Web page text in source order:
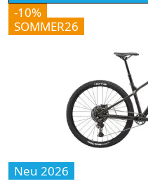
-10%
SOMMER26
Neu 2026